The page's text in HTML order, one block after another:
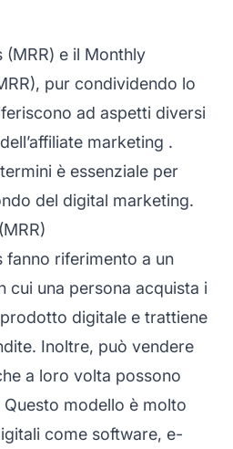
(MRR) e il Monthly
pur condividendo lo
ad aspetti diversi
affiliate marketing .
è essenziale per
del digital marketing.
fanno riferimento a un
cui una persona acquista i
digitale e trattiene
Inoltre, può vendere
a loro volta possono
modello è molto
come software, e-